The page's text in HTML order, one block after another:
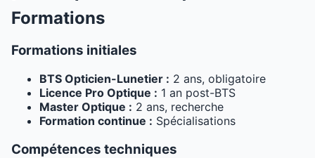
Formations
Formations initiales
BTS Opticien-Lunetier : 2 ans, obligatoire
Licence Pro Optique : 1 an post-BTS
Master Optique : 2 ans, recherche
Formation continue : Spécialisations
Compétences techniques